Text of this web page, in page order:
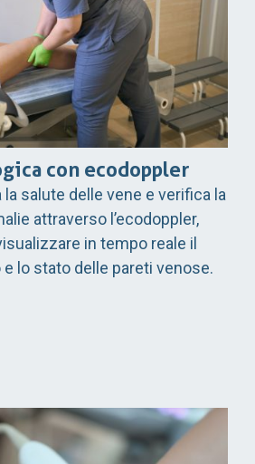
con ecodoppler
salute delle vene e verifica la
attraverso l’ecodoppler,
in tempo reale il
lo stato delle pareti venose.